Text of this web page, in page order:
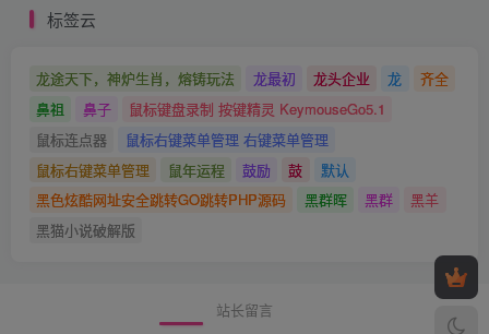
标签云
龙途天下，神炉生肖，熔铸玩法 龙最初 龙头企业 龙
齐全
鼻祖
鼻子
鼠标键盘录制 按键精灵 KeymouseGo5.1
鼠标连点器
鼠标右键菜单管理 右键菜单管理
鼠标右键菜单管理
鼠年运程 鼓励 鼓
默认
黑色炫酷网址安全跳转GO跳转PHP源码
黑群晖 黑群
黑羊
黑猫小说破解版
站长留言